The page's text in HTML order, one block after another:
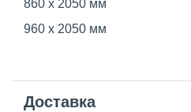
860 х 2050 мм
960 х 2050 мм
Доставка